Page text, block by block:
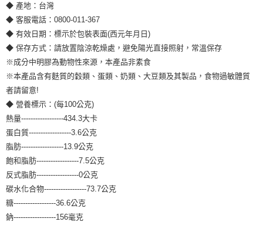
◆ 產地：台灣
◆ 客服電話：0800-011-367
◆ 有效日期：標示於包裝表面(西元年月日)
◆ 保存方式：請放置陰涼乾燥處，避免陽光直接照射，常溫保存
※成分中明膠為動物性來源，本產品非素食
※本產品含有麩質的穀類、蛋類、奶類、大豆類及其製品，食物過敏體質
者請留意!
◆ 營養標示：(每100公克)
熱量------------------434.3大卡
蛋白質------------------3.6公克
脂肪------------------13.9公克
飽和脂肪------------------7.5公克
反式脂肪------------------0公克
碳水化合物------------------73.7公克
糖------------------36.6公克
鈉------------------156毫克